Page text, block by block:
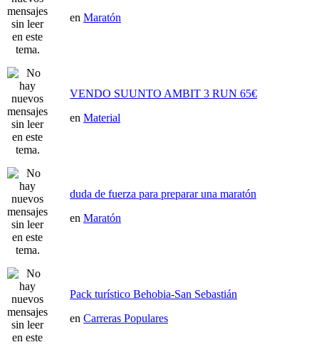
en Maratón
VENDO SUUNTO AMBIT 3 RUN 65€
en Material
duda de fuerza para preparar una maratón
en Maratón
Pack turístico Behobia-San Sebastián
en Carreras Populares